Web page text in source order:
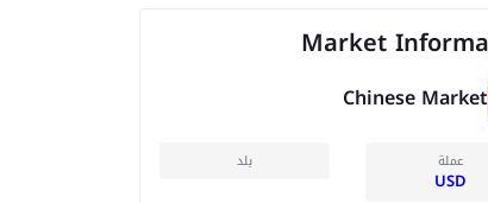
Market
Chinese Market
عملة
USD
بلد